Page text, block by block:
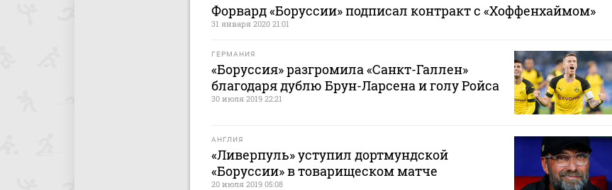
Форвард «Боруссии» подписал контракт с «Хоффенхаймом»
31 января 2020 21:01
ГЕРМАНИЯ
«Боруссия» разгромила «Санкт-Галлен»
благодаря дублю Брун-Ларсена и голу Ройса
30 июля 2019 22:21
АНГЛИЯ
«Ливерпуль» уступил дортмундской
«Боруссии» в товарищеском матче
20 июля 2019 05:08